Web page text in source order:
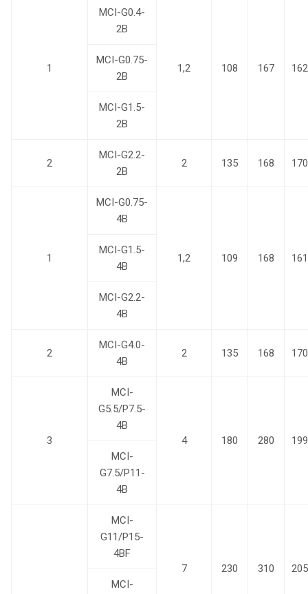
1
MCI-G0.4-
2B
1,2 108 167 162
MCI-G0.75-
2B
MCI-G1.5-
2B
2
MCI-G2.2-
2B
2 135 168 170
1
MCI-G0.75-
4B
1,2 109 168 161
MCI-G1.5-
4B
MCI-G2.2-
4B
2
MCI-G4.0-
4B
2 135 168 170
3
MCI-
G5.5/P7.5-
4B
4
180 280
199
MCI-
G7.5/P11-
4B
MCI-
G11/P15-
4BF
7
230 310
205
MCI-